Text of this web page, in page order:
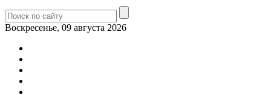
Воскресенье, 09 августа 2026